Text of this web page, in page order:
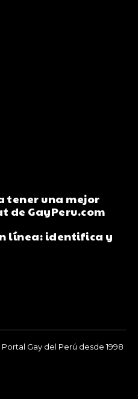
tener una mejor
de GayPeru.com
línea: identifica y
Portal Gay del Perú desde 1998